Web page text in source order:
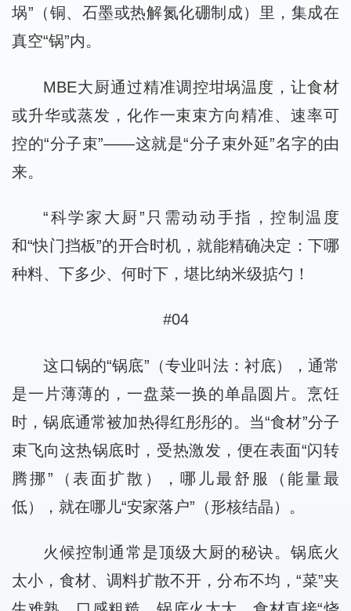
埚”（铜、石墨或热解氮化硼制成）里，集成在
真空“锅”内。
MBE大厨通过精准调控坩埚温度，让食材
或升华或蒸发，化作一束束方向精准、速率可
控的“分子束”——这就是“分子束外延”名字的由
来。
“科学家大厨”只需动动手指，控制温度
和“快门挡板”的开合时机，就能精确决定：下哪
种料、下多少、何时下，堪比纳米级掂勺！
#04
这口锅的“锅底”（专业叫法：衬底），通常
是一片薄薄的，一盘菜一换的单晶圆片。烹饪
时，锅底通常被加热得红彤彤的。当“食材”分子
束飞向这热锅底时，受热激发，便在表面“闪转
腾挪”（表面扩散），哪儿最舒服（能量最
低），就在哪儿“安家落户”（形核结晶）。
火候控制通常是顶级大厨的秘诀。锅底火
太小，食材、调料扩散不开，分布不均，“菜”夹